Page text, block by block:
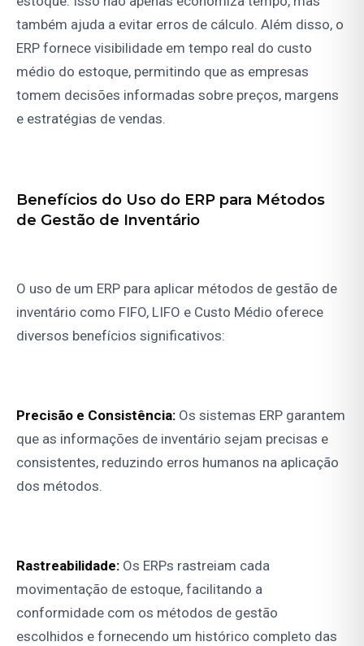
também ajuda a evitar erros de cálculo. Além disso, o
ERP fornece visibilidade em tempo real do custo
médio do estoque, permitindo que as empresas
tomem decisões informadas sobre preços, margens
e estratégias de vendas.
Benefícios do Uso do ERP para Métodos
de Gestão de Inventário
O uso de um ERP para aplicar métodos de gestão de
inventário como FIFO, LIFO e Custo Médio oferece
diversos benefícios significativos:
Precisão e Consistência: Os sistemas ERP garantem
que as informações de inventário sejam precisas e
consistentes, reduzindo erros humanos na aplicação
dos métodos.
Rastreabilidade: Os ERPs rastreiam cada
movimentação de estoque, facilitando a
conformidade com os métodos de gestão
escolhidos e fornecendo um histórico completo das